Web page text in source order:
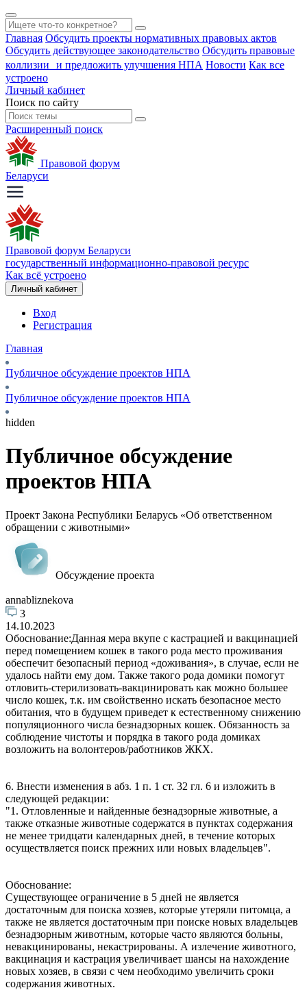
Главная Обсудить проекты нормативных правовых актов
Обсудить действующее законодательство Обсудить правовые
коллизии и предложить улучшения НПА Новости Как все
устроено
Личный кабинет
Поиск по сайту
Расширенный поиск
Правовой форум
Беларуси
Правовой форум Беларуси
государственный информационно-правовой ресурс
Как всё устроено
Личный кабинет
Вход
Регистрация
Главная
Публичное обсуждение проектов НПА
Публичное обсуждение проектов НПА
hidden
Публичное обсуждение
проектов НПА
Проект Закона Республики Беларусь «Об ответственном
обращении с животными»
Обсуждение проекта
annabliznekova
3
14.10.2023
Обоснование:Данная мера вкупе с кастрацией и вакцинацией
перед помещением кошек в такого рода место проживания
обеспечит безопасный период «доживания», в случае, если не
удалось найти ему дом. Также такого рода домики помогут
отловить-стерилизовать-вакцинировать как можно большее
число кошек, т.к. им свойственно искать безопасное место
обитания, что в будущем приведет к естественному снижению
популяционного числа безнадзорных кошек. Обязанность за
соблюдение чистоты и порядка в такого рода домиках
возложить на волонтеров/работников ЖКХ.
6. Внести изменения в абз. 1 п. 1 ст. 32 гл. 6 и изложить в
следующей редакции:
"1. Отловленные и найденные безнадзорные животные, а
также отказные животные содержатся в пунктах содержания
не менее тридцати календарных дней, в течение которых
осуществляется поиск прежних или новых владельцев".
Обоснование:
Существующее ограничение в 5 дней не является
достаточным для поиска хозяев, которые утеряли питомца, а
также не является достаточным при поиске новых владельцев
безнадзорным животным, которые часто являются больны,
невакцинированы, некастрированы. А излечение животного,
вакцинация и кастрация увеличивает шансы на нахождение
новых хозяев, в связи с чем необходимо увеличить сроки
содержания животных.